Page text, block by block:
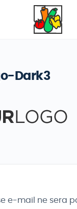
Dark3
e-mail ne sera